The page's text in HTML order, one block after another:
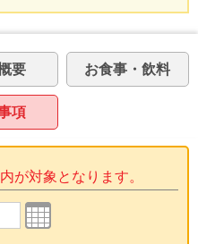
要 お食事・飲料
項
が対象となります。